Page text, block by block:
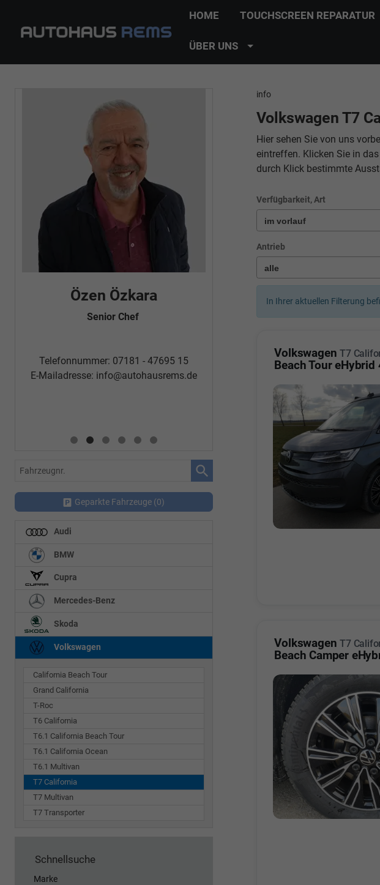
HOME TOUCHSCREEN REPARATUR
ÜBER UNS
info
Volkswagen T7
Hier sehen Sie von uns
eintreffen. Klicken Sie in
durch Klick bestimmte
Verfügbarkeit, Art
Antrieb
In Ihrer aktuellen Filterung
Volkswagen T7
Beach Tour eHybrid
Volkswagen T7
Beach Camper
Özen Özkara
Senior Chef
Telefonnummer: 07181 - 47695 15
E-Mailadresse: info@autohausrems.de
Fatma Özyürek Oguz
Automobilkaufrau -Verkauf/
Telefonnummer: 07181 - 47695 15
E-Mailadresse:
Fahrzeugnr.
Geparkte Fahrzeuge (0)
Audi
BMW
Cupra
Mercedes-Benz
Skoda
Volkswagen
California Beach Tour
Grand California
T-Roc
T6 California
T6.1 California Beach Tour
T6.1 California Ocean
T6.1 Multivan
T7 California
T7 Multivan
T7 Transporter
Schnellsuche
Marke